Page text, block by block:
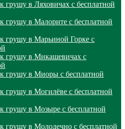
грушу в Ляховичах с бесплатной
грушу в Малорите с бесплатной
грушу в Марьиной Горке с
грушу в Микашевичах с
грушу в Миоры с бесплатной
грушу в Могилёве с бесплатной
грушу в Мозыре с бесплатной
грушу в Молодечно с бесплатной